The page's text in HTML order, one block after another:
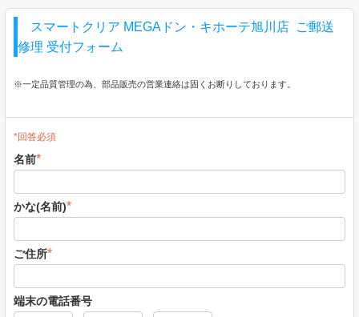
スマートクリア MEGAドン・キホーテ旭川店 ご郵送
修理 受付フォーム
※一定品質管理の為、部品販売の営業連絡は固くお断りしております。
*回答必須
名前*
かな(名前)*
ご住所*
端末の電話番号